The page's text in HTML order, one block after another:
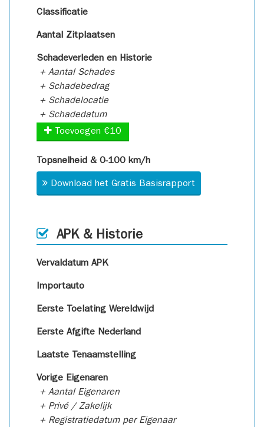
Classificatie
Aantal Zitplaatsen
Schadeverleden en Historie
+ Aantal Schades
+ Schadebedrag
+ Schadelocatie
+ Schadedatum
Toevoegen €10
Topsnelheid & 0-100 km/h
Download het Gratis Basisrapport
APK & Historie
Vervaldatum APK
Importauto
Eerste Toelating Wereldwijd
Eerste Afgifte Nederland
Laatste Tenaamstelling
Vorige Eigenaren
+ Aantal Eigenaren
+ Privé / Zakelijk
+ Registratiedatum per Eigenaar